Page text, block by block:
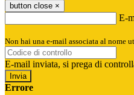
button close ×
E-
Non hai una e-mail associata al nome
E-mail inviata, si prega di
Errore